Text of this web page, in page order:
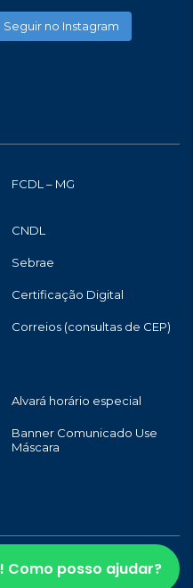
Seguir no Instagram
FCDL – MG
CNDL
Sebrae
Certificação Digital
Correios (consultas de CEP)
Alvará horário especial
Banner Comunicado Use
Máscara
Todos os direitos reservados |
WebStory.com.br
Como posso ajudar?